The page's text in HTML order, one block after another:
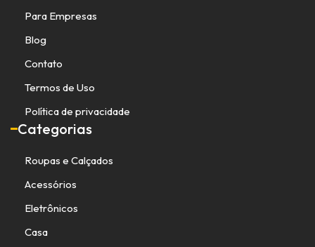
Para Empresas
Blog
Contato
Termos de Uso
Política de privacidade
Categorias
Roupas e Calçados
Acessórios
Eletrônicos
Casa